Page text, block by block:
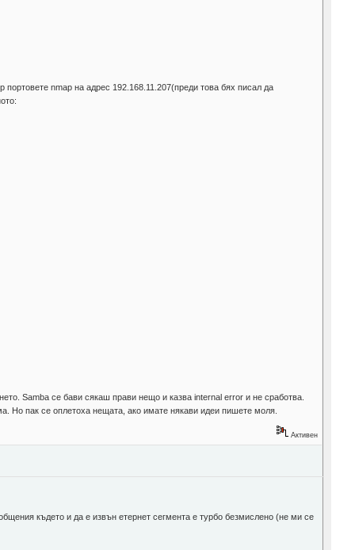
nmap на адрес 192.168.11.207(преди това бях писал да
Samba се бави сякаш прави нещо и казва internal error и не сработва.
Но пак се оплетоха нещата, ако имате някави идеи пишете моля.
Активен
където и да е извън етернет сегмента е турбо безмислено (не ми се